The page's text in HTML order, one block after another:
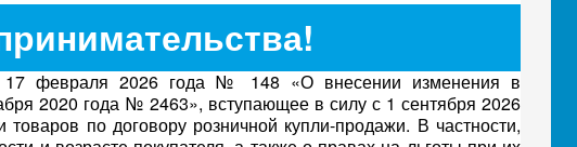
17 февраля 2026 года № 148 «О внесении изменения в
2020 года № 2463», вступающее в силу с 1 сентября 2026
по договору розничной купли-продажи. В частности,